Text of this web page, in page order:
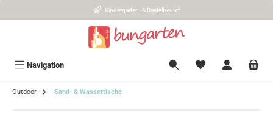
Kindergarten- & Bastelbedarf
Navigation
Outdoor Sand- & Wassertische